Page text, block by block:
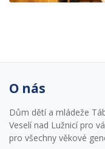
O nás
Dům dětí a mládeže
Veselí nad Lužnicí pro
pro všechny věkové